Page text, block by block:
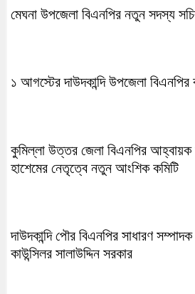
মেঘনা উপজেলা বিএনপির নতুন সদস্য
১ আগস্টের দাউদকান্দি উপজেলা বিএনপির
কুমিল্লা উত্তর জেলা বিএনপির
হাশেমের নেতৃত্বে নতুন আংশিক কমিটি
দাউদকান্দি পৌর বিএনপির সাধারণ
কাউন্সিলর সালাউদ্দিন সরকার